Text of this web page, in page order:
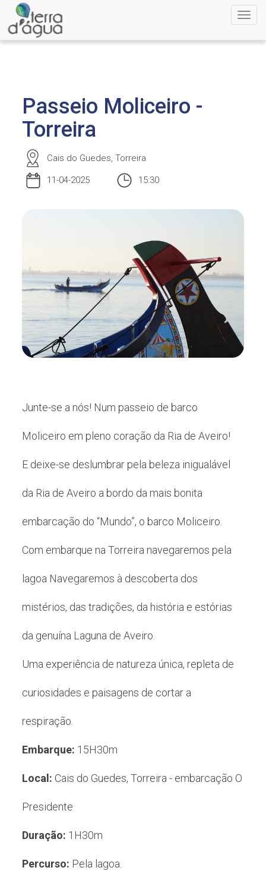
Passeio Moliceiro -
Torreira
Cais do Guedes, Torreira
11-04-2025 15:30
Junte-se a nós! Num passeio de barco
Moliceiro em pleno coração da Ria de Aveiro!
E deixe-se deslumbrar pela beleza inigualável
da Ria de Aveiro a bordo da mais bonita
embarcação do “Mundo”, o barco Moliceiro.
Com embarque na Torreira navegaremos pela
lagoa Navegaremos à descoberta dos
mistérios, das tradições, da história e estórias
da genuína Laguna de Aveiro.
Uma experiência de natureza única, repleta de
curiosidades e paisagens de cortar a
respiração.
Embarque: 15H30m
Local: Cais do Guedes, Torreira - embarcação O
Presidente
Duração: 1H30m
Percurso: Pela lagoa.